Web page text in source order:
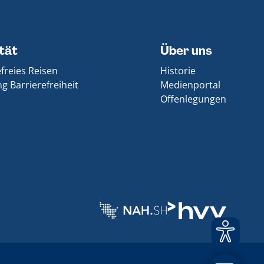
Reisen
Barrierefreiheit
Über uns
Historie
Medienportal
Offenlegungen